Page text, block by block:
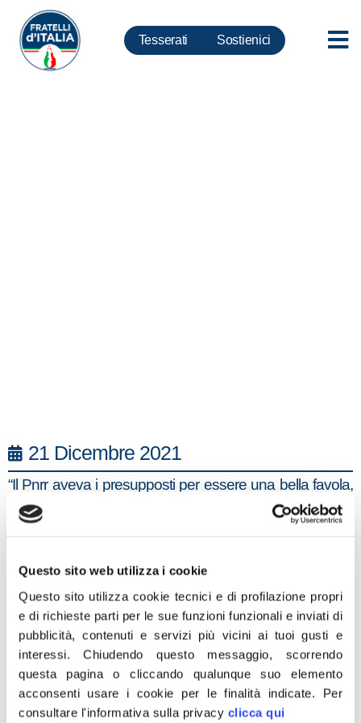
Questo sito web utilizza i cookie
Questo sito utilizza cookie tecnici e di profilazione propri
e di richieste parti per le sue funzioni funzionali e inviati di
pubblicità, contenuti e servizi più vicini ai tuoi gusti e
interessi.Chiudendo questo messaggio, scorrendo
questa pagina o cliccando qualunque suo elemento
acconsenti usare i cookie per le finalità indicate. Per
consultare l'informativa sulla privacy clicca qui
Tesserati Sostienici
21 Dicembre 2021
“Il Pnrr aveva i presupposti per essere una bella favola,
ma man mano che passa il tempo diventa una brutta
storia perché fin dall’inizio il governo ha deciso di
perché la maggioranza continua a dividersi ed è in
colpevole ritardo. Su un tema che doveva essere
ampiamente discusso, perchè impegnerà le future
generazioni, è stata posta la 32esima fiducia. I comparti
turismo e ristorazione sono stati totalmente abbandonati.
Fratelli d’Italia ha fatto muro su emendamenti senza
senso come la firma digitale, che per fortuna non è